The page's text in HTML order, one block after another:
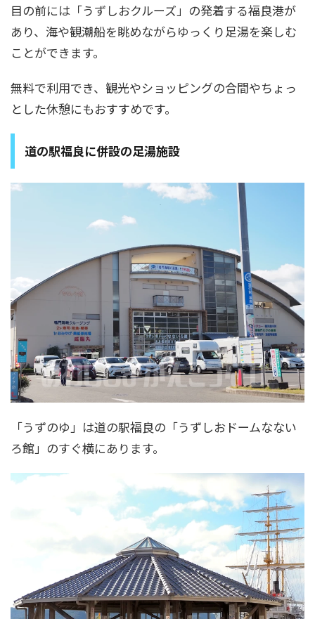
目の前には「うずしおクルーズ」の発着する福良港が
あり、海や観潮船を眺めながらゆっくり足湯を楽しむ
ことができます。
無料で利用でき、観光やショッピングの合間やちょっ
とした休憩にもおすすめです。
道の駅福良に併設の足湯施設
「うずのゆ」は道の駅福良の「うずしおドームなない
ろ館」のすぐ横にあります。